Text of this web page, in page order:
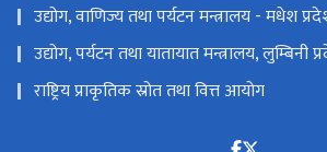
उद्योग, वाणिज्य तथा पर्यटन मन्त्रालय - मधेश
उद्योग, पर्यटन तथा यातायात मन्त्रालय, लुम्बिनी
राष्ट्रिय प्राकृतिक स्रोत तथा वित्त आयोग